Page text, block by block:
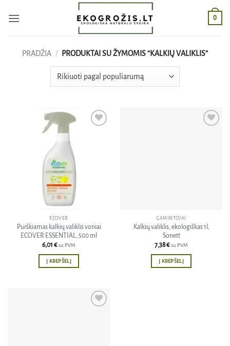
0
PRADŽIA / PRODUKTAI SU ŽYMOMIS “KALKIŲ VALIKLIS”
ECOVER
Purškiamas kalkių valiklis voniai
ECOVER ESSENTIAL, 500 ml
6,01 €su PVM
Į KREPŠELĮ
GAMINTOJAI
Kalkių valiklis, ekologiškas 1l,
Sonett
7,38€su PVM
Į KREPŠELĮ